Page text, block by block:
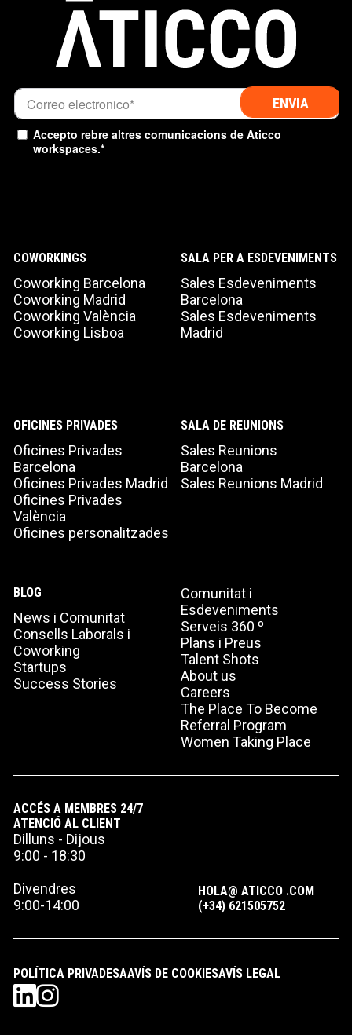
TIPUS DE SOL·LICITUD
Accepto rebre comunicacions d'Aticco
Accepto rebre altres comunicacions de Aticco
workspaces.*
COWORKINGS
Coworking Barcelona
Coworking Madrid
Coworking València
Coworking Lisboa
SALA PER A ESDEVENIMENTS
Sales Esdeveniments
Barcelona
Sales Esdeveniments
Madrid
OFICINES PRIVADES
Oficines Privades
Barcelona
Oficines Privades Madrid
Oficines Privades
València
Oficines personalitzades
SALA DE REUNIONS
Sales Reunions
Barcelona
Sales Reunions Madrid
BLOG
News i Comunitat
Consells Laborals i
Coworking
Startups
Success Stories
Comunitat i
Esdeveniments
Serveis 360 º
Plans i Preus
Talent Shots
About us
Careers
The Place To Become
Referral Program
Women Taking Place
ACCÉS A MEMBRES 24/7
ATENCIÓ AL CLIENT
Dilluns - Dijous
9:00 - 18:30
Divendres
9:00-14:00
HOLA@ ATICCO .COM
(+34) 621505752
POLÍTICA PRIVADESAAVÍS DE COOKIESAVÍS LEGAL